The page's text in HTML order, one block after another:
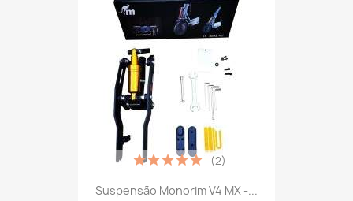
Suspensão Monorim V4 MX -...
(2)